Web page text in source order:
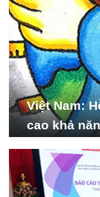
Việt Nam:
cao khả